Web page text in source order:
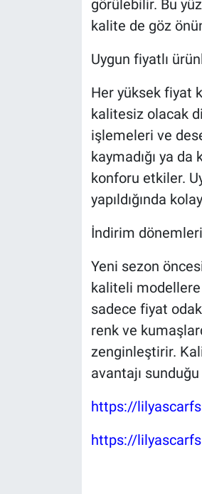
görülebilir. Bu
kalite de göz
Uygun fiyatlı
Her yüksek fiyat
kalitesiz olacak
işlemeleri ve
kaymadığı ya da
konforu etkiler.
yapıldığında
İndirim
Yeni sezon
kaliteli modellere
sadece fiyat
renk ve
zenginleştirir.
avantajı
https://
https://